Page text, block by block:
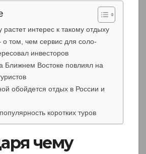
растет интерес к такому отдыху
том, чем сервис для соло-
инвесторов
Ближнем Востоке повлиял на
обойдется отдых в России и
коротких туров
чему